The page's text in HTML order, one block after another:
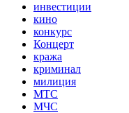
инвестиции
кино
конкурс
Концерт
кража
криминал
милиция
МТС
МЧС